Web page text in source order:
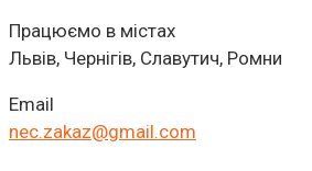
Працюємо в містах
Львів, Чернігів, Славутич, Ромни
Email
nec.zakaz@gmail.com